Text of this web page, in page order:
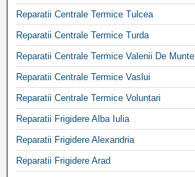
Reparatii Centrale Termice Tulcea
Reparatii Centrale Termice Turda
Reparatii Centrale Termice Valenii De Munte
Reparatii Centrale Termice Vaslui
Reparatii Centrale Termice Voluntari
Reparatii Frigidere Alba Iulia
Reparatii Frigidere Alexandria
Reparatii Frigidere Arad